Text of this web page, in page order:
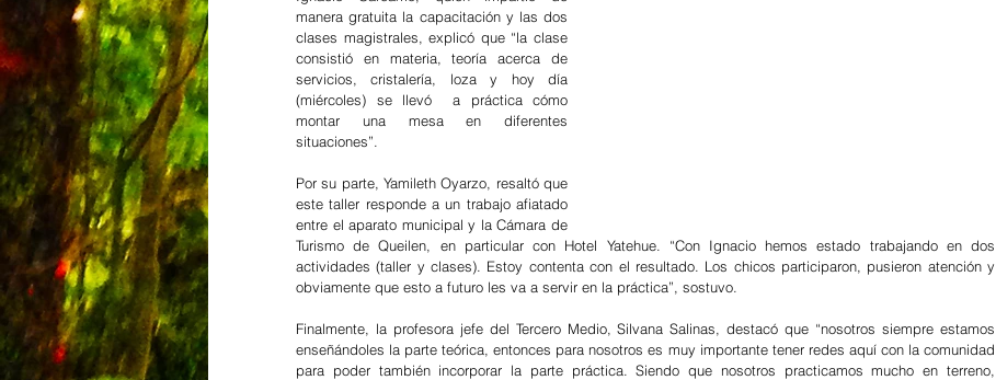
manera gratuita la capacitación y las dos
clases magistrales, explicó que “la clase
consistió en materia, teoría acerca de
servicios, cristalería, loza y hoy día
(miércoles) se llevó  a práctica cómo
montar una mesa en diferentes
situaciones”.
Por su parte, Yamileth Oyarzo, resaltó que
este taller responde a un trabajo afiatado
entre el aparato municipal y la Cámara de
Turismo de Queilen, en particular con Hotel Yatehue. “Con Ignacio hemos estado trabajando en dos
actividades (taller y clases). Estoy contenta con el resultado. Los chicos participaron, pusieron atención y
obviamente que esto a futuro les va a servir en la práctica”, sostuvo.
Finalmente, la profesora jefe del Tercero Medio, Silvana Salinas, destacó que “nosotros siempre estamos
enseñándoles la parte teórica, entonces para nosotros es muy importante tener redes aquí con la comunidad
para poder también incorporar la parte práctica. Siendo que nosotros practicamos mucho en terreno,